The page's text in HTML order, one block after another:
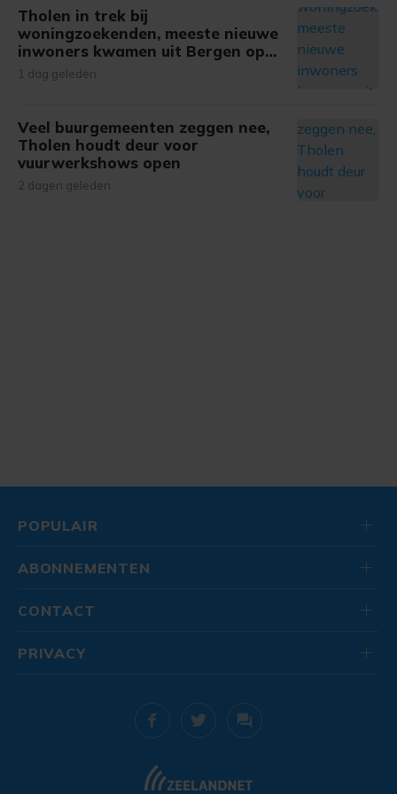
onze cookiepagina kun je ons cookiebeleid bekijken en je
gemaakte keuze altijd wijzigen of intrekken.
Tholen in trek bij
woningzoekenden, meeste nieuwe
inwoners kwamen uit Bergen op
Zoom
1 dag geleden
Veel buurgemeenten zeggen nee,
Tholen houdt deur voor
vuurwerkshows open
2 dagen geleden
POPULAIR
ABONNEMENTEN
CONTACT
PRIVACY